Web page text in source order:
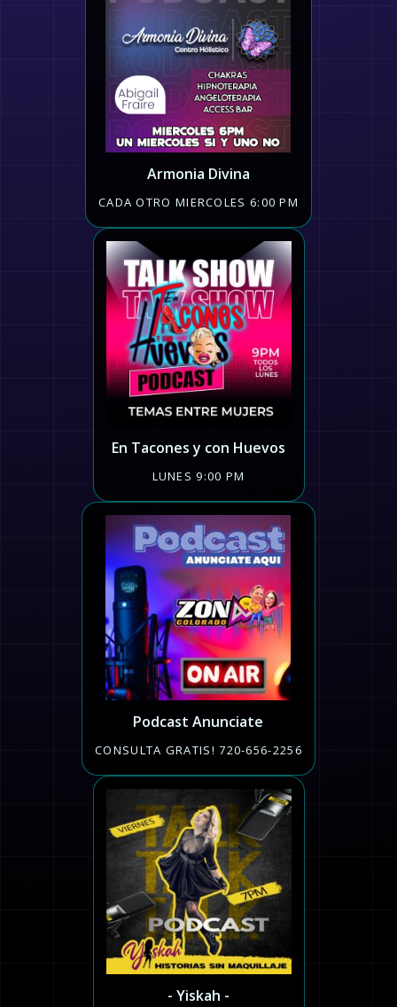
Armonia Divina
CADA OTRO MIERCOLES 6:00 PM
En Tacones y con Huevos
LUNES 9:00 PM
Podcast Anunciate
CONSULTA GRATIS! 720-656-2256
- Yiskah -